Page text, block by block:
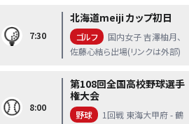
7:30
北海道meiji カップ初日
ゴルフ
国内女子 吉澤柚月、
佐藤心結ら出場(リンクは外部)
8:00
第108回全国高校野球選手
権大会
野球
1回戦 東海大甲府 - 鶴